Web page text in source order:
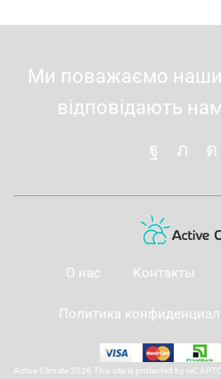
Ми поважаємо наших
відповідають
О нас Контакты
Политика
Active Climate 2026 This site is protected by